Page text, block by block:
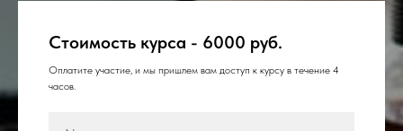
Cтоимость курса - 6000 руб.
Оплатите участие, и мы пришлем вам доступ к курсу в течение 4
часов.